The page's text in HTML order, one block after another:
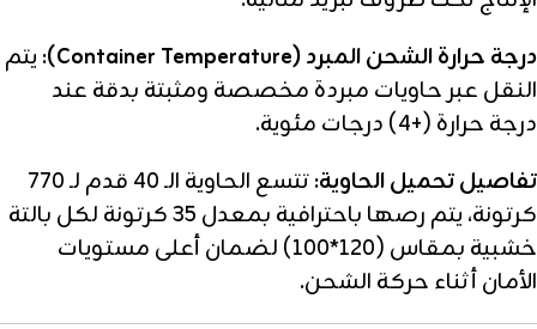
درجة حرارة الشحن المبرد (Container Temperature):
يتم
النقل عبر حاويات مبردة مخصصة ومثبتة بدقة عند
درجة حرارة (+4) درجات مئوية.
تفاصيل تحميل الحاوية:
تتسع الحاوية الـ 40 قدم لـ 770
كرتونة، يتم رصها باحترافية بمعدل 35 كرتونة لكل بالتة
خشبية بمقاس (120*100) لضمان أعلى مستويات
الأمان أثناء حركة الشحن.